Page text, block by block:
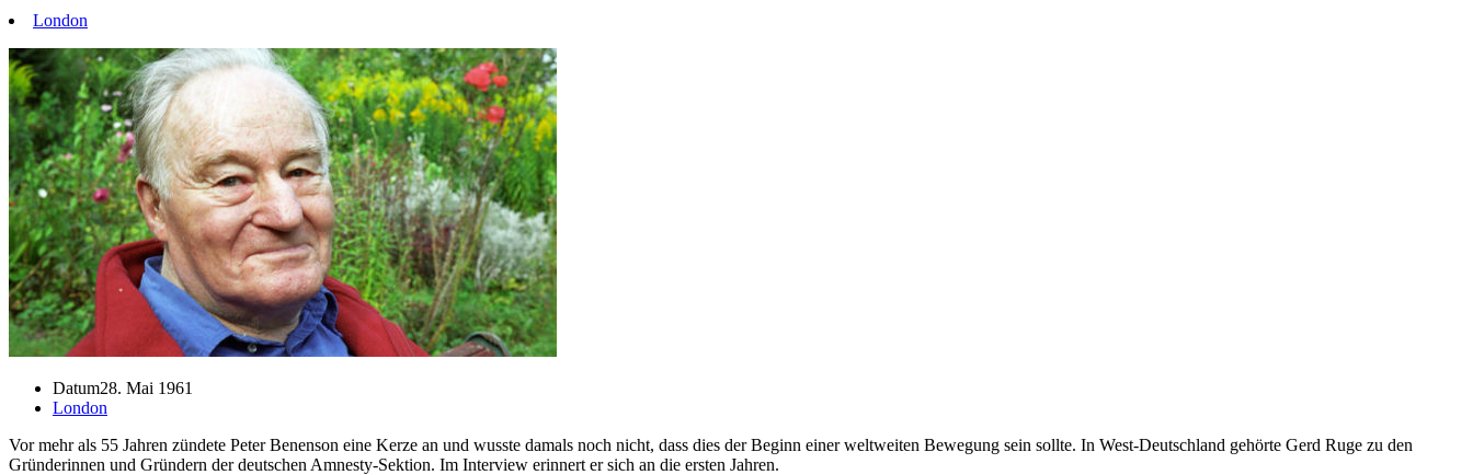
London
Datum28. Mai 1961
London
Vor mehr als 55 Jahren zündete Peter Benenson eine Kerze an und wusste damals noch nicht, dass dies der Beginn einer weltweiten Bewegung sein sollte. In West-Deutschland gehörte Gerd Ruge zu den
Gründerinnen und Gründern der deutschen Amnesty-Sektion. Im Interview erinnert er sich an die ersten Jahren.